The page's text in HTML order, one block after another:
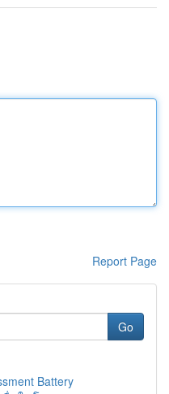
Report Page
Go
Battery